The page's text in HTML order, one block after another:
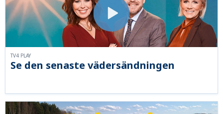
Se den senaste vädersändningen
TV4 PLAY